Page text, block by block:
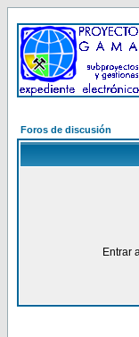
Foros de discusión
Entrar